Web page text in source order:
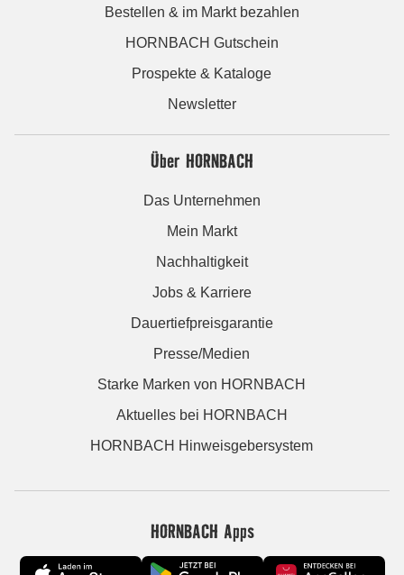
Bestellen & im Markt bezahlen
HORNBACH Gutschein
Prospekte & Kataloge
Newsletter
Über HORNBACH
Das Unternehmen
Mein Markt
Nachhaltigkeit
Jobs & Karriere
Dauertiefpreisgarantie
Presse/Medien
Starke Marken von HORNBACH
Aktuelles bei HORNBACH
HORNBACH Hinweisgebersystem
HORNBACH Apps